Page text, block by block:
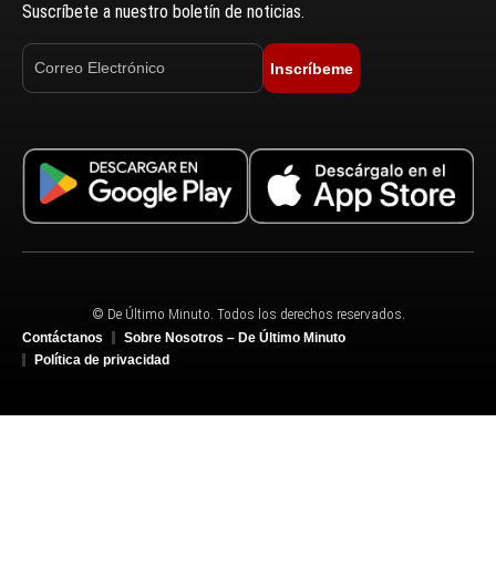
Suscríbete a nuestro boletín de noticias.
Inscríbeme
© De Último Minuto. Todos los derechos reservados.
Contáctanos
Sobre Nosotros – De Último Minuto
Política de privacidad